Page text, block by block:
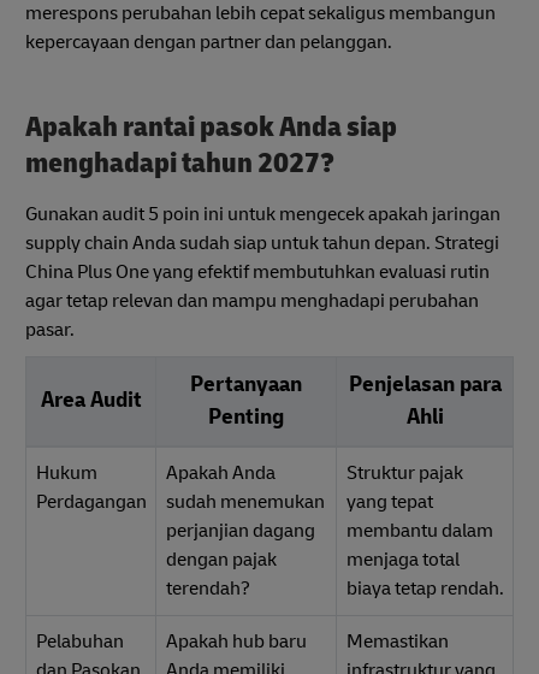
merespons perubahan lebih cepat sekaligus membangun
kepercayaan dengan partner dan pelanggan.
Apakah rantai pasok Anda siap
menghadapi tahun 2027?
Gunakan audit 5 poin ini untuk mengecek apakah jaringan
supply chain Anda sudah siap untuk tahun depan. Strategi
China Plus One yang efektif membutuhkan evaluasi rutin
agar tetap relevan dan mampu menghadapi perubahan
pasar.
Area Audit
Pertanyaan
Penting
Penjelasan para
Ahli
Hukum
Perdagangan
Apakah Anda
sudah menemukan
perjanjian dagang
dengan pajak
terendah?
Struktur pajak
yang tepat
membantu dalam
menjaga total
biaya tetap rendah.
Pelabuhan
Apakah hub baru
Memastikan